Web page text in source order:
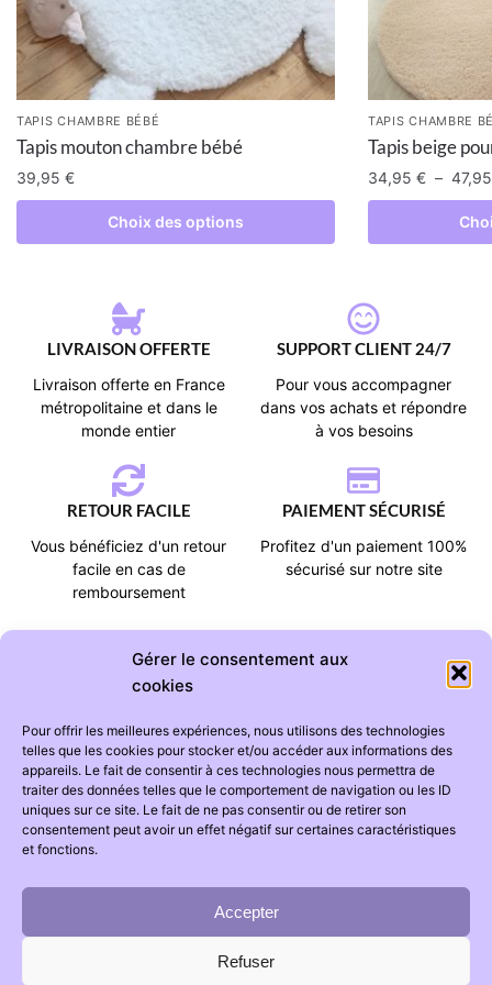
Gérer le consentement aux
cookies
Pour offrir les meilleures expériences, nous utilisons des technologies
telles que les cookies pour stocker et/ou accéder aux informations des
appareils. Le fait de consentir à ces technologies nous permettra de
traiter des données telles que le comportement de navigation ou les ID
uniques sur ce site. Le fait de ne pas consentir ou de retirer son
consentement peut avoir un effet négatif sur certaines caractéristiques
et fonctions.
Accepter
Refuser
TAPIS CHAMBRE BÉBÉ
Tapis mouton chambre bébé
39,95 €
Choix des options
TAPIS CHAMBRE
Tapis beige
34,95 € –
LIVRAISON OFFERTE
Livraison offerte en France
métropolitaine et dans le
monde entier
SUPPORT CLIENT 24/7
Pour vous accompagner
dans vos achats et répondre
à vos besoins
RETOUR FACILE
Vous bénéficiez d'un retour
facile en cas de
remboursement
PAIEMENT SÉCURISÉ
Profitez d'un paiement 100%
sécurisé sur notre site
CATÉGORIES
Tapis chambre bébé
Tapis chambre enfant
AIDE
Suivi de commande
Foire aux questions
INFORMATIONS
Mentions légales